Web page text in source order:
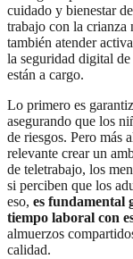
cuidado y bienestar
trabajo con la
también atender
la seguridad digital
están a cargo.
Lo primero es
asegurando que los
de riesgos. Pero más
relevante crear un
de teletrabajo, los
si perciben que los
eso, es fundamental
tiempo laboral con
almuerzos
calidad.